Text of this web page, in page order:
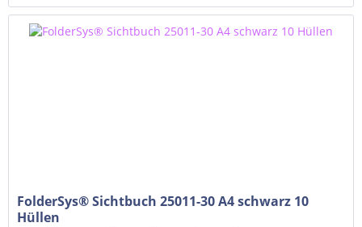
FolderSys® Sichtbuch 25011-30 A4 schwarz 10
Hüllen